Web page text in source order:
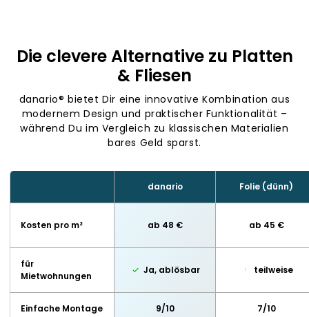
Die clevere Alternative zu Platten
& Fliesen
danario® bietet Dir eine innovative Kombination aus
modernem Design und praktischer Funktionalität –
während Du im Vergleich zu klassischen Materialien
bares Geld sparst.
danario Folie (dünn)
Kosten pro m² ab 48 € ab 45 €
für
Mietwohnungen
Ja, ablösbar teilweise
Einfache Montage 9/10 7/10